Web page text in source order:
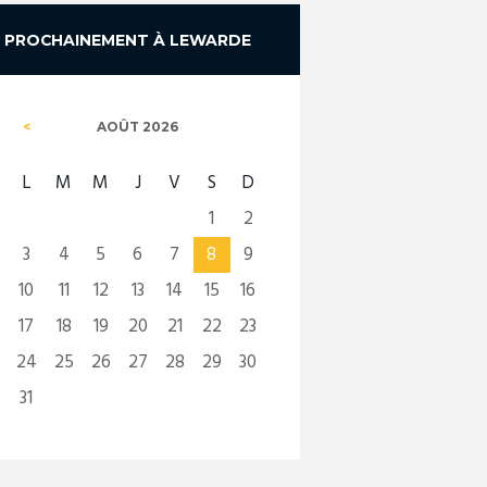
PROCHAINEMENT À LEWARDE
AOÛT 2026
L M M J V S
D
1
2
3
4 5 6 7 8
9
10
11 12 13 14 15
16
17
18 19 20 21 22
23
24
25 26 27 28 29
30
31